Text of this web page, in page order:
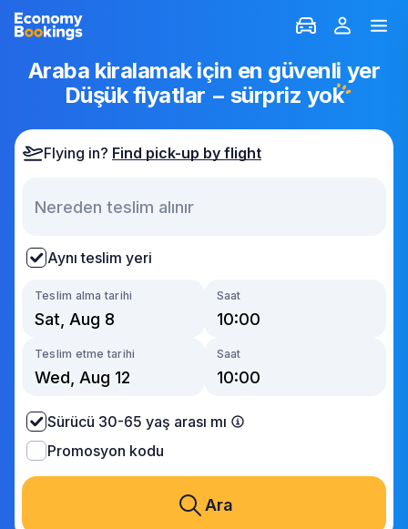
Araba kiralamak için en güvenli yer
Düşük fiyatlar − sürpriz yok
Flying in? Find pick-up by flight
Aynı teslim yeri
Teslim alma tarihi Saat
Teslim etme tarihi Saat
Sürücü 30-65 yaş arası mı
Promosyon kodu
Ara